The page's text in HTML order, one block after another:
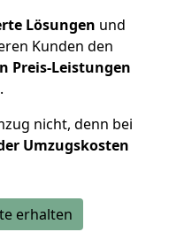
Lösungen und
Kunden den
Preis-Leistungen
nicht, denn bei
Umzugskosten
erhalten